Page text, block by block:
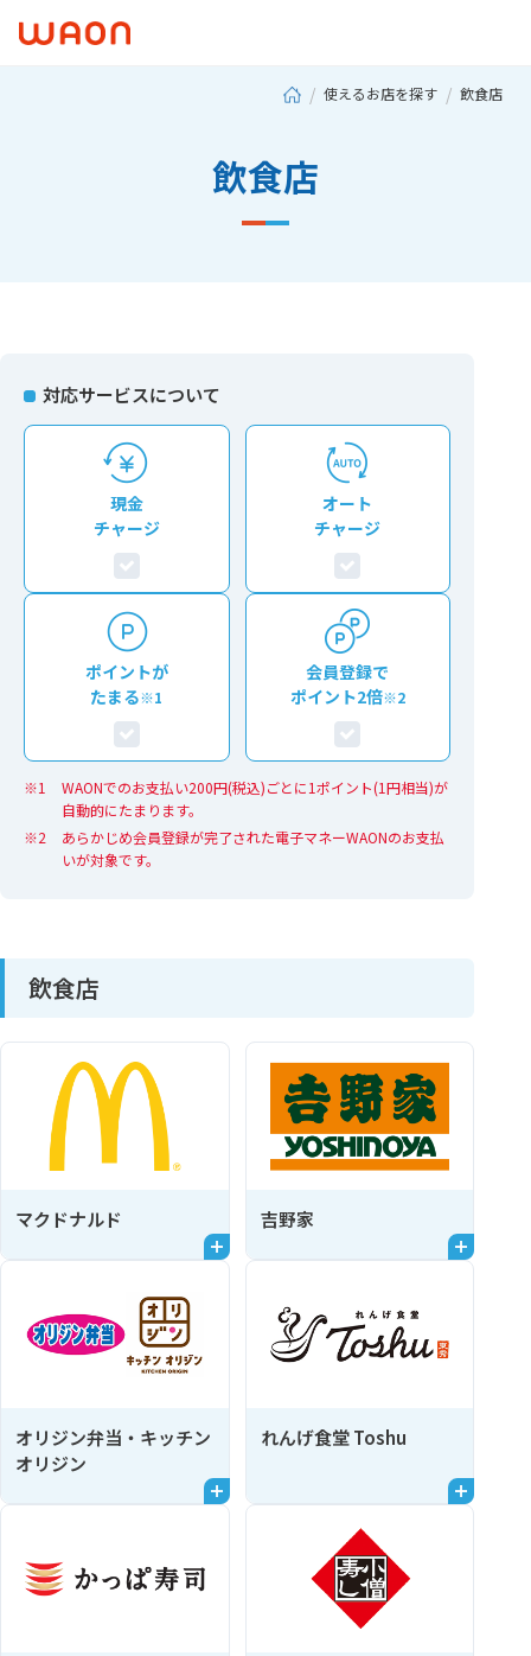
使えるお店を探す 飲食店
飲食店
対応サービスについて
現⾦
チャージ
オート
チャージ
ポイントが
たまる※1
会員登録で
ポイント2倍※2
WAONでのお支払い200円(税込)ごとに1ポイント(1円相当)が
自動的にたまります。
あらかじめ会員登録が完了された電子マネーWAONのお支払
いが対象です。
飲食店
マクドナルド 吉野家
オリジン弁当・キッチン
オリジン
れんげ食堂 Toshu